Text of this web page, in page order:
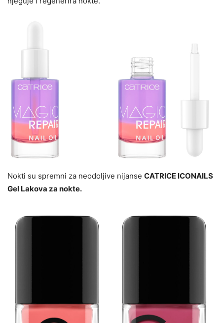
Nokti su spremni za neodoljive nijanse CATRICE ICONAILS
Gel Lakova za nokte.